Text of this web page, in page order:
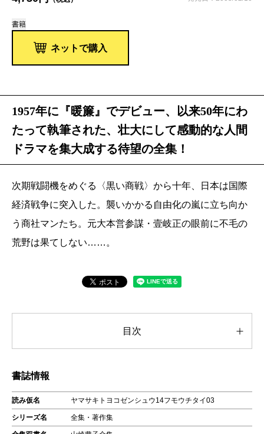
書籍
ネットで購入
1957年に『暖簾』でデビュー、以来50年にわ
たって執筆された、壮大にして感動的な人間
ドラマを集大成する待望の全集！
次期戦闘機をめぐる〈黒い商戦〉から十年、日本は国際
経済戦争に突入した。襲いかかる自由化の嵐に立ち向か
う商社マンたち。元大本営参謀・壹岐正の眼前に不毛の
荒野は果てしない……。
目次
書誌情報
読み仮名 ヤマサキトヨコゼンシュウ14フモウチタイ03
シリーズ名 全集・著作集